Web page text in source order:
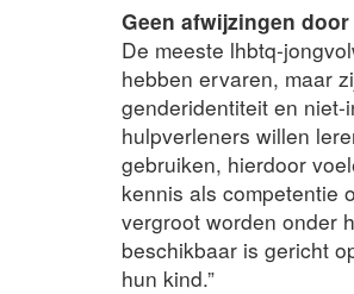
Geen afwijzingen
De meeste lhbtq-
hebben ervaren, maar
genderidentiteit en
hulpverleners willen
gebruiken, hierdoor
kennis als competentie
vergroot worden onder
beschikbaar is gericht
hun kind.”